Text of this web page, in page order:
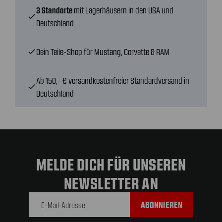
check
3 Standorte mit Lagerhäusern in den USA und
Deutschland
checkDein Teile-Shop für Mustang, Corvette & RAM
check
Ab 150,- € versandkostenfreier Standardversand in
Deutschland
MELDE DICH FÜR UNSEREN
NEWSLETTER AN